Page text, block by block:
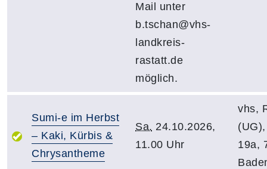
Mail unter
b.tschan@vhs-
landkreis-
rastatt.de
möglich.
Sumi-e im Herbst
– Kaki, Kürbis &
Chrysantheme
Sa. 24.10.2026,
11.00 Uhr
vhs,
19a,